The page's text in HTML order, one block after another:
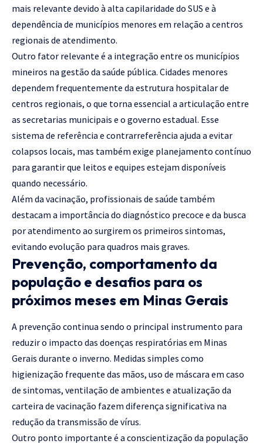
mais relevante devido à alta capilaridade do SUS e à
dependência de municípios menores em relação a centros
regionais de atendimento.
Outro fator relevante é a integração entre os municípios
mineiros na gestão da saúde pública. Cidades menores
dependem frequentemente da estrutura hospitalar de
centros regionais, o que torna essencial a articulação entre
as secretarias municipais e o governo estadual. Esse
sistema de referência e contrarreferência ajuda a evitar
colapsos locais, mas também exige planejamento contínuo
para garantir que leitos e equipes estejam disponíveis
quando necessário.
Além da vacinação, profissionais de saúde também
destacam a importância do diagnóstico precoce e da busca
por atendimento ao surgirem os primeiros sintomas,
evitando evolução para quadros mais graves.
Prevenção, comportamento da
população e desafios para os
próximos meses em Minas Gerais
A prevenção continua sendo o principal instrumento para
reduzir o impacto das doenças respiratórias em Minas
Gerais durante o inverno. Medidas simples como
higienização frequente das mãos, uso de máscara em caso
de sintomas, ventilação de ambientes e atualização da
carteira de vacinação fazem diferença significativa na
redução da transmissão de vírus.
Outro ponto importante é a conscientização da população